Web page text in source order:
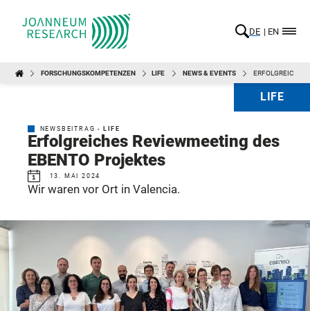
DE EN
FORSCHUNGSKOMPETENZEN LIFE NEWS & EVENTS ERFOLGREICHES
LIFE
NEWSBEITRAG - LIFE
Erfolgreiches Reviewmeeting des
EBENTO Projektes
13. MAI 2024
Wir waren vor Ort in Valencia.